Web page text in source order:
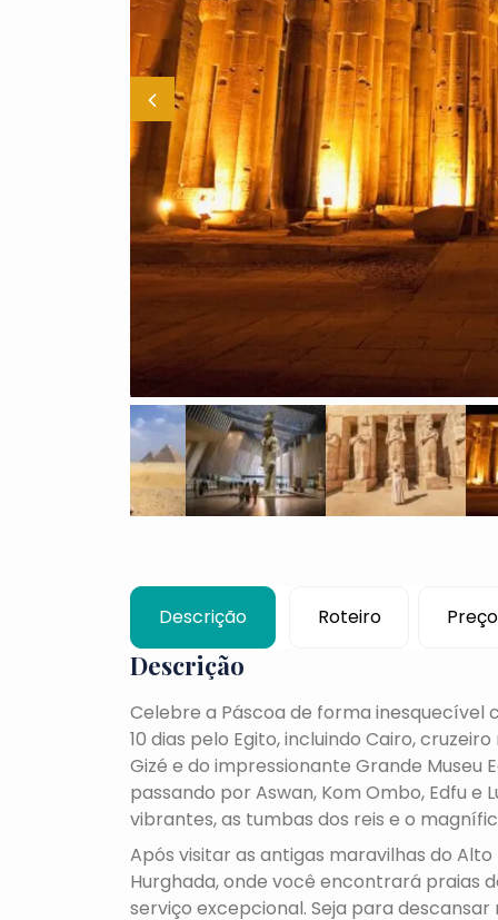
Descrição Roteiro
Descrição
Celebre a Páscoa de forma inesquecível
10 dias pelo Egito, incluindo Cairo,
Gizé e do impressionante Grande Museu
passando por Aswan, Kom Ombo, Edfu e
vibrantes, as tumbas dos reis e o
Após visitar as antigas maravilhas do
Hurghada, onde você encontrará praias
serviço excepcional. Seja para